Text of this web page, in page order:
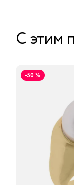
С этим
-50 %